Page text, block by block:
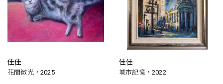
佳佳
花間微光，2025
佳佳
城市記憶，2022